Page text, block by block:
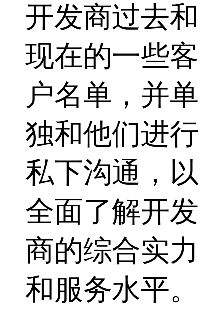
开发商过去和
现在的一些客
户名单，并单
独和他们进行
私下沟通，以
全面了解开发
商的综合实力
和服务水平。